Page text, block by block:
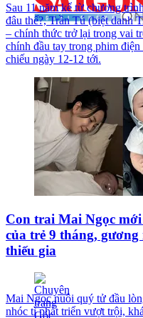
Sau 11 năm kể từ chương
đâu thế?, Trần Tú (biệt danh
– chính thức trở lại trong vai
chính đầu tay trong phim
chiếu ngày 12-12 tới.
Con trai Mai Ngọc
của trẻ 9 tháng,
thiếu gia
Mai Ngọc nuôi quý tử đầu
nhóc tì phát triển vượt trội,